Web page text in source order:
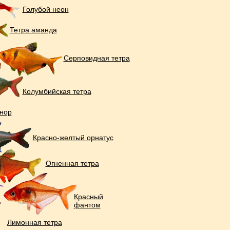
Голубой неон
Тетра аманда
Серповидная тетра
Колумбийская тетра
Красно-желтый орнатус
Огненная тетра
Красный
фантом
Лимонная тетра